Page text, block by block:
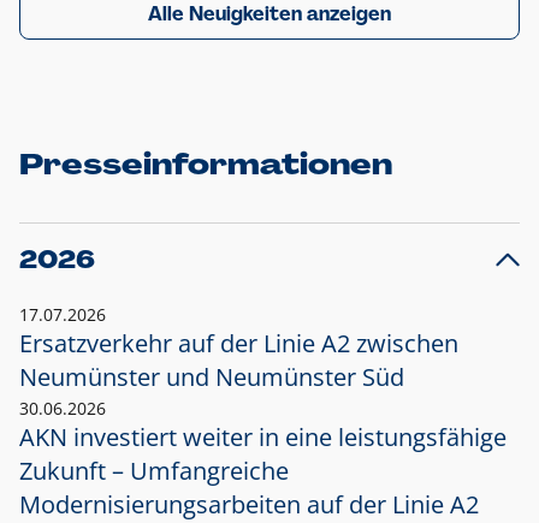
Alle Neuigkeiten anzeigen
Presseinformationen
2026
17.07.2026
Ersatzverkehr auf der Linie A2 zwischen
Neumünster und Neumünster Süd
30.06.2026
AKN investiert weiter in eine leistungsfähige
Zukunft – Umfangreiche
Modernisierungsarbeiten auf der Linie A2